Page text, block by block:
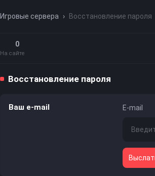
Игровые сервера › Восстановление пароля
0
На сайте
Восстановление пароля
Ваш e-mail E-mail